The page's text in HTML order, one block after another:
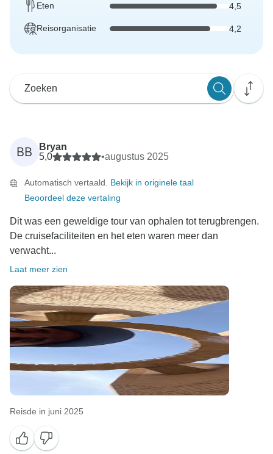
Eten 4,5
Reisorganisatie 4,2
BB
Bryan
5,0
•augustus 2025
Automatisch vertaald. Bekijk in originele taal
Beoordeel deze vertaling
Dit was een geweldige tour van ophalen tot terugbrengen.
De cruisefaciliteiten en het eten waren meer dan
verwacht...
Laat meer zien
Reisde in juni 2025